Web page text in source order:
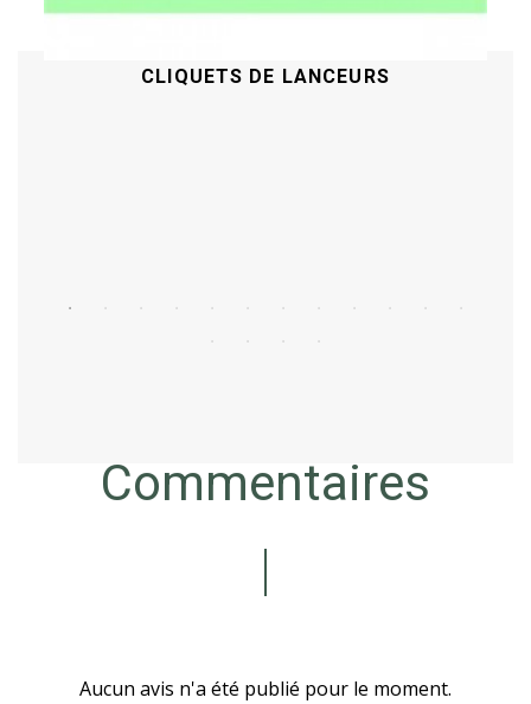
CLIQUETS DE LANCEURS
Commentaires
Aucun avis n'a été publié pour le moment.